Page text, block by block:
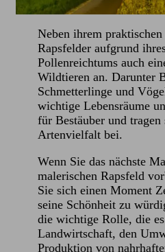
Neben ihrem
Rapsfelder aufgrund
Pollenreichtums auch
Wildtieren an. Darunter
Schmetterlinge und
wichtige Lebensräume
für Bestäuber und
Artenvielfalt bei.
Wenn Sie das nächste
malerischen Rapsfeld
Sie sich einen Moment
seine Schönheit zu
die wichtige Rolle, die
Landwirtschaft, den
Produktion von